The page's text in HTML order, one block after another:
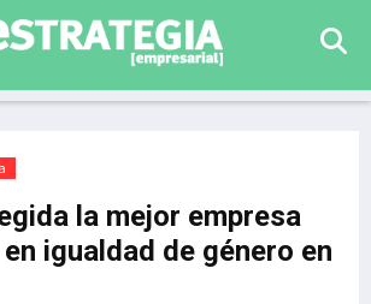
la mejor empresa
igualdad de género en